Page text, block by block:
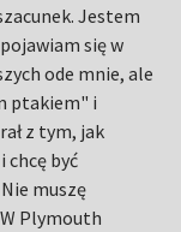
Jestem
się w
ode mnie, ale
ptakiem" i
z tym, jak
chcę być
muszę
Plymouth